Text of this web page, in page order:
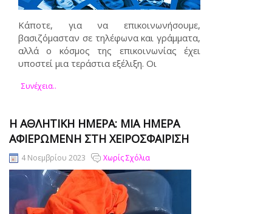
Κάποτε, για να επικοινωνήσουμε,
βασιζόμασταν σε τηλέφωνα και γράμματα,
αλλά ο κόσμος της επικοινωνίας έχει
υποστεί μια τεράστια εξέλιξη. Οι
Συνέχεια..
Η ΑΘΛΗΤΙΚΉ ΗΜΈΡΑ: ΜΊΑ ΗΜΈΡΑ
ΑΦΙΕΡΩΜΈΝΗ ΣΤΗ ΧΕΙΡΟΣΦΑΊΡΙΣΗ
4 Νοεμβρίου 2023 Χωρίς Σχόλια